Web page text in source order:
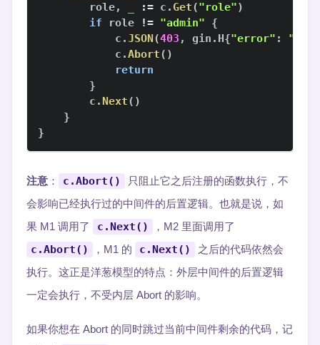
        role
, := c .Get("role")
if role != "admin"
{
            c
.JSON(403 , gin . H{"error" :
            c
.Abort( )
return
}
        c
.Next( )
}
}
注意 ： c.Abort()
只阻止它之后注册的函数执行，不
会影响已经执行过的中间件的后置逻辑。也就是说，如
果 M1 调用了
c.Next() ，M2 里面调用了
c.Abort() ，M1 的 c.Next()
之后的代码依然会
执行。这正是洋葱模型的特点：外层中间件的后置逻辑
一定会执行，不受内层 Abort 的影响。
如果你想在 Abort 的同时跳过当前中间件剩余的代码，记